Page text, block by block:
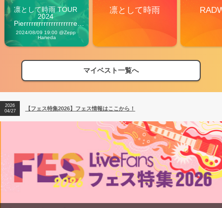
凛として時雨 TOUR
2024
Pierrrrrrrrrrrrrrrrrrrre
Vibes
2024/08/09 19:00 @Zepp
Haneda
凛として時雨
マイベスト一覧へ
【フェス特集2026】フェス情報はここから！
【ライブ動員ランキング】2026年上半期編発表！
2026
04/27
【フェス特集2026】フェス情報はここから！
2026
【ライブ動員ランキング】2026年上半期編発表！